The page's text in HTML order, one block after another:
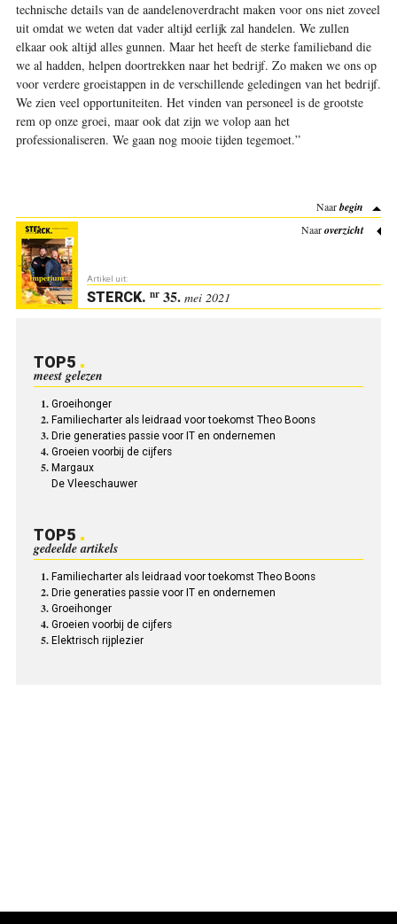
technische details van de aandelenoverdracht maken voor ons niet zoveel
uit omdat we weten dat vader altijd eerlijk zal handelen. We zullen
elkaar ook altijd alles gunnen. Maar het heeft de sterke familieband die
we al hadden, helpen doortrekken naar het bedrijf. Zo maken we ons op
voor verdere groeistappen in de verschillende geledingen van het bedrijf.
We zien veel opportuniteiten. Het vinden van personeel is de grootste
rem op onze groei, maar ook dat zijn we volop aan het
professionaliseren. We gaan nog mooie tijden tegemoet.”
Naarbegin
Naaroverzicht
Artikel uit:
STERCK. nr35. mei 2021
TOP5
meest gelezen
Groeihonger
Familiecharter als leidraad voor toekomst Theo Boons
Drie generaties passie voor IT en ondernemen
Groeien voorbij de cijfers
Margaux
De Vleeschauwer
TOP5
gedeelde artikels
Familiecharter als leidraad voor toekomst Theo Boons
Drie generaties passie voor IT en ondernemen
Groeihonger
Groeien voorbij de cijfers
Elektrisch rijplezier